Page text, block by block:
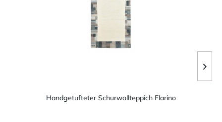
Handgetufteter Schurwollteppich Flarino